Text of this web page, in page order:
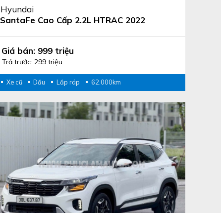
Hyundai
SantaFe Cao Cấp 2.2L HTRAC 2022
Giá bán: 999 triệu
Trả trước: 299 triệu
Xe cũ Dầu Lắp ráp 62.000km